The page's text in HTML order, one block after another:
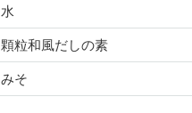
水
顆粒和風だしの素
みそ